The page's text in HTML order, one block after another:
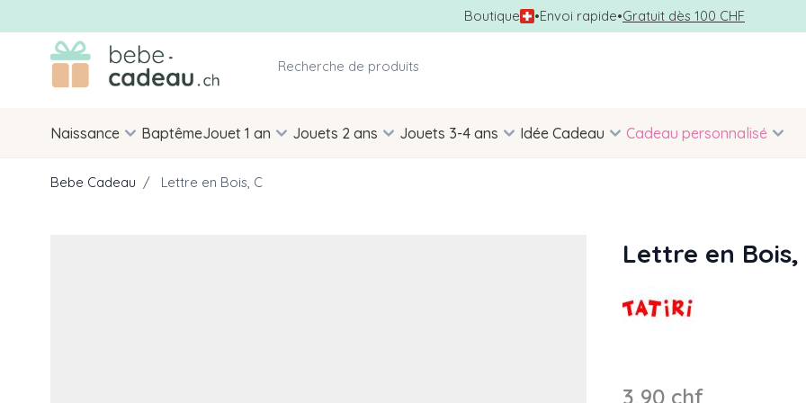
Boutique •Envoi rapide•Gratuit dès 100 CHF
Allez au contenu
Naissance BaptêmeJouet 1 an Jouets 2 ans Jouets 3-4 ans Idée Cadeau Cadeau personnalisé
Bebe Cadeau / Lettre en Bois, C
Lettre en Bois,
3,90 chf